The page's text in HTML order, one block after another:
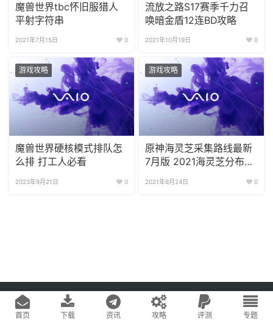
魔兽世界tbc怀旧服猎人
平射字符串
2021年7月15日 0
流放之路S17赛季千力召
唤暗金盾12连BD攻略
2021年10月19日 0
游戏攻略
魔兽世界硬核模式排队怎
么排 打工人必看
2023年9月21日 0
游戏攻略
原神海灵芝采集路线最新
7月版 2021海灵芝分布图
2021年6月24日 0
Copyright © 2020 游戏易站 版权所有 鄂ICP备2022019269号-1
网站地图
首页
下载 资讯 攻略 评测 专题